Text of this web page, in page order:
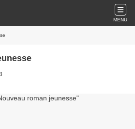
MENU